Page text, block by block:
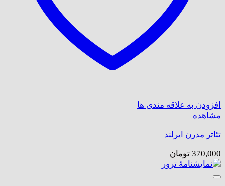
افزودن به علاقه مندی ها
مشاهده
تئاتر مدرن ایرلند
370,000 تومان